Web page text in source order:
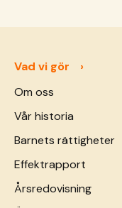
Vad vi gör
Om oss
Vår historia
Barnets rättigheter
Effektrapport
Årsredovisning